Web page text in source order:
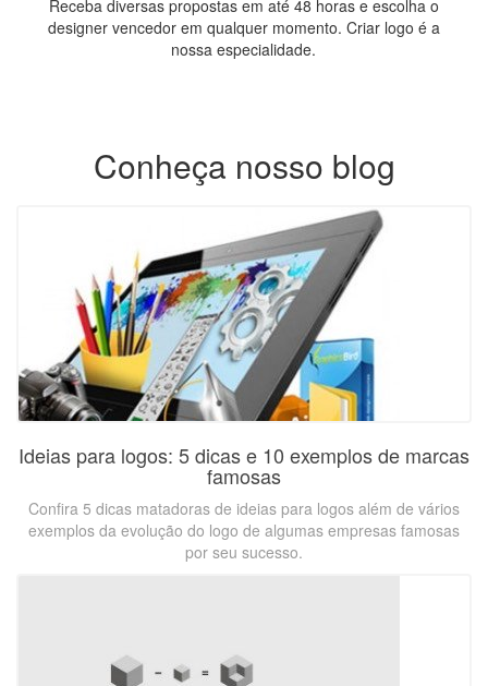
Receba diversas propostas em até 48 horas e escolha o
designer vencedor em qualquer momento. Criar logo é a
nossa especialidade.
Conheça nosso blog
Ideias para logos: 5 dicas e 10 exemplos de marcas
famosas
Confira 5 dicas matadoras de ideias para logos além de vários
exemplos da evolução do logo de algumas empresas famosas
por seu sucesso.